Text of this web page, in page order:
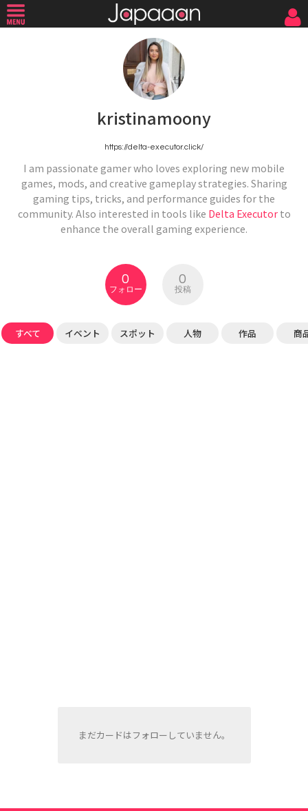
kristinamoony
https://delta-executor.click/
I am passionate gamer who loves exploring new mobile
games, mods, and creative gameplay strategies. Sharing
gaming tips, tricks, and performance guides for the
community. Also interested in tools like Delta Executorto
enhance the overall gaming experience.
0
フォロー
0
投稿
すべて イベント スポット 人物 作品 商
まだカードはフォローしていません。